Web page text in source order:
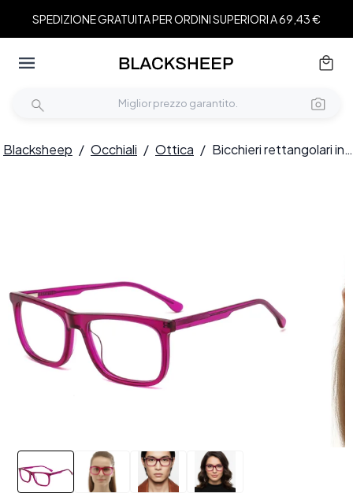
SPEDIZIONE GRATUITA PER ORDINI SUPERIORI A 69,43 €
Blacksheep / Occhiali / Ottica / Bicchieri rettangolari in acetato viola #BS0420-0091